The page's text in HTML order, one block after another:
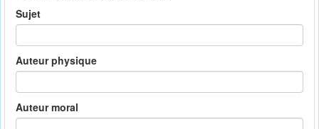
Sujet
Auteur physique
Auteur moral